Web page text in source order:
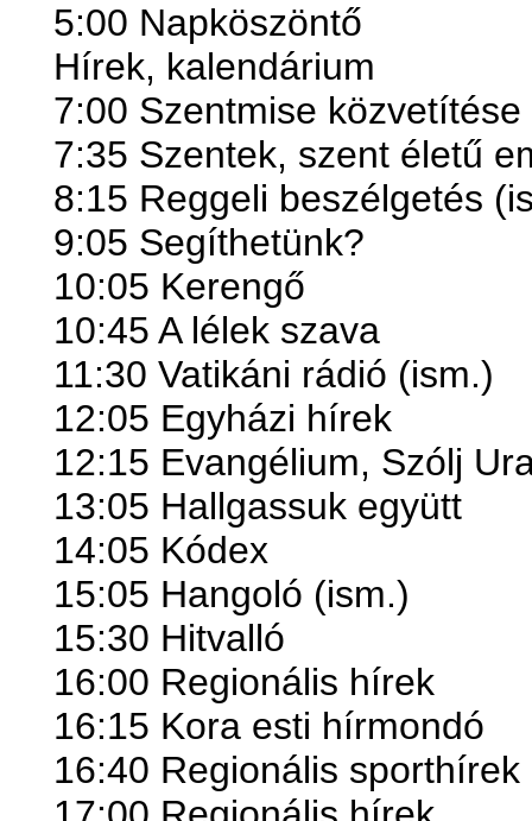
5:00 Napköszöntő
Hírek, kalendárium
7:00 Szentmise közvetítése
7:35 Szentek, szent életű
8:15 Reggeli beszélgetés
9:05 Segíthetünk?
10:05 Kerengő
10:45 A lélek szava
11:30 Vatikáni rádió (ism.)
12:05 Egyházi hírek
12:15 Evangélium, Szólj
13:05 Hallgassuk együtt
14:05 Kódex
15:05 Hangoló (ism.)
15:30 Hitvalló
16:00 Regionális hírek
16:15 Kora esti hírmondó
16:40 Regionális sporthírek